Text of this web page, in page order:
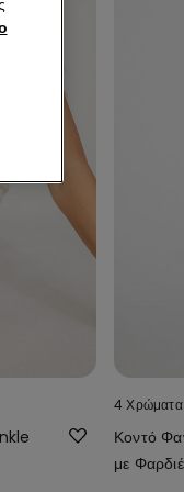
4 Χρώματα
Κοντό
με